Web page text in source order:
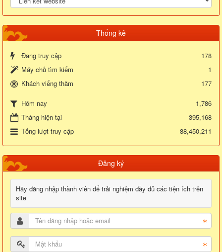
Thống kê
Đang truy cập
178
Máy chủ tìm kiếm
1
Khách viếng thăm
177
Hôm nay
1,786
Tháng hiện tại
395,168
Tổng lượt truy cập
88,450,211
Đăng ký
Hãy đăng nhập thành viên để trải nghiệm đầy đủ các tiện ích trên
site